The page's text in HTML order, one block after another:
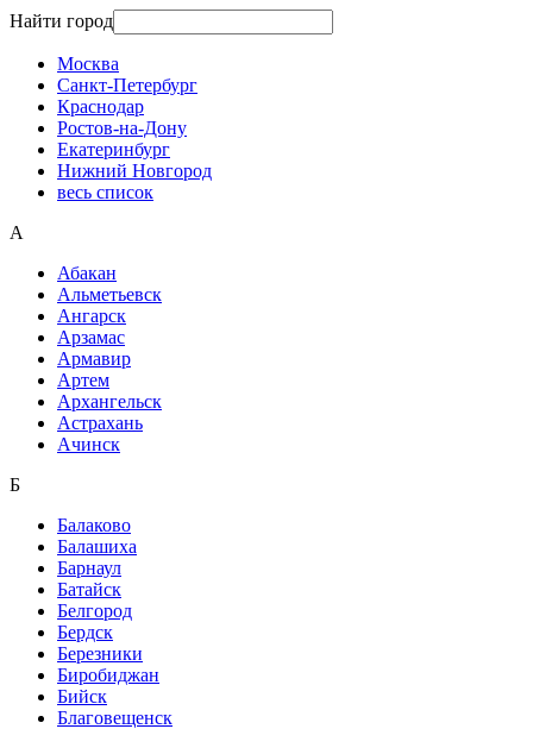
Найти город
Москва
Санкт-Петербург
Краснодар
Ростов-на-Дону
Екатеринбург
Нижний Новгород
весь список
А
Абакан
Альметьевск
Ангарск
Арзамас
Армавир
Артем
Архангельск
Астрахань
Ачинск
Б
Балаково
Балашиха
Барнаул
Батайск
Белгород
Бердск
Березники
Биробиджан
Бийск
Благовещенск